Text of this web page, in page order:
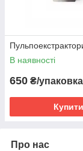
В наявності
650 ₴/упаковка
Купити
Про нас